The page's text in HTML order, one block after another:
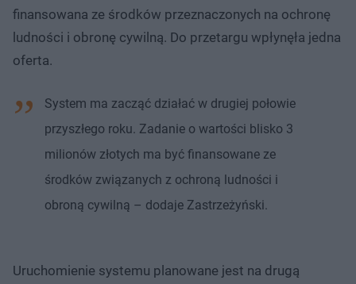
finansowana ze środków przeznaczonych na ochronę
ludności i obronę cywilną. Do przetargu wpłynęła jedna
oferta.
System ma zacząć działać w drugiej połowie
przyszłego roku. Zadanie o wartości blisko 3
milionów złotych ma być finansowane ze
środków związanych z ochroną ludności i
obroną cywilną – dodaje Zastrzeżyński.
Uruchomienie systemu planowane jest na drugą